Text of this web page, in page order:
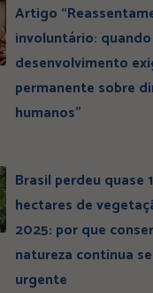
Artigo
involuntário:
desenvolvimento
permanente sobre
humanos”
Brasil perdeu quase
hectares de
2025: por que
natureza continua
urgente